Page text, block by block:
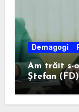
Demagogi
Am trăit s-
Ștefan
Atanasiu
Misăilă să